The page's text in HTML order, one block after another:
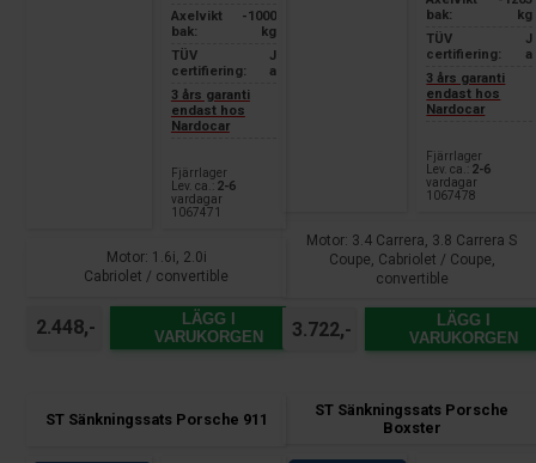
Axelvikt
bak:
-1000
kg
TÜV
certifiering:
J
a
3 års garanti
endast hos
Nardocar
Fjärrlager
Lev. ca.:
2-6
vardagar
1067471
Motor: 1.6i, 2.0i
Cabriolet / convertible
2.448,-
LÄGG I
VARUKORGEN
bak:
kg
TÜV
certifiering:
J
a
3 års garanti
endast hos
Nardocar
Fjärrlager
Lev. ca.: 2-6
vardagar
1067478
Motor: 3.4 Carrera, 3.8 Carrera S
Coupe, Cabriolet / Coupe,
convertible
3.722,-
LÄGG I
VARUKORGEN
ST Sänkningssats Porsche 911
ST Sänkningssats Porsche
Boxster